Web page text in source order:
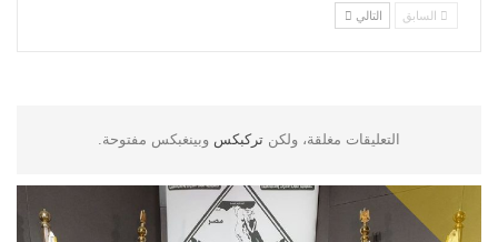
السابق التالي
التعليقات مغلقة، ولكن تركبكس وبينغبكس مفتوحة.